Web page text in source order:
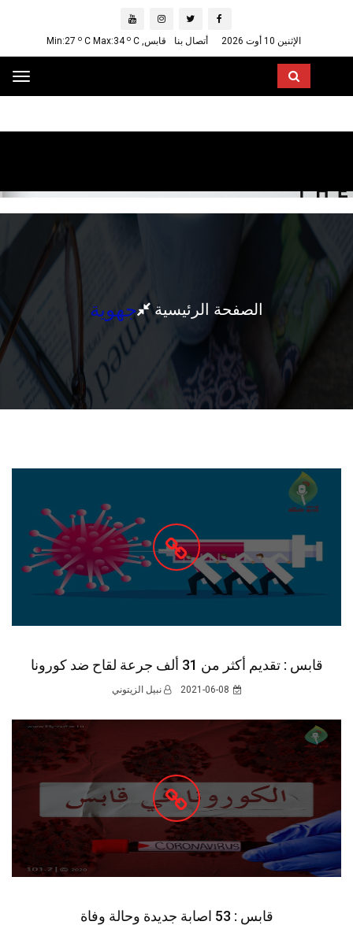
الإثنين 10 أوت 2026 أتصال بنا قابس, Min:27 o C Max:34 o C
الصفحة الرئيسية جهوية
قابس : تقديم أكثر من 31 ألف جرعة لقاح ضد كورونا
2021-06-08 نبيل الزيتوني
قابس : 53 اصابة جديدة وحالة وفاة